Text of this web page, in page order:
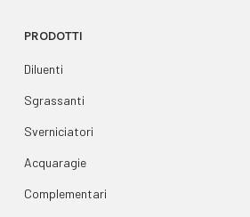
PRODOTTI
Diluenti
Sgrassanti
Sverniciatori
Acquaragie
Complementari